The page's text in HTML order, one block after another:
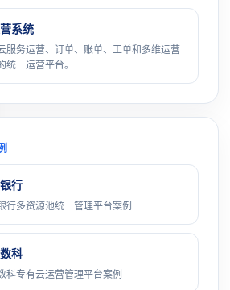
系统
服务运营、订单、账单、工单和多维运营
统一运营平台。
行
行多资源池统一管理平台案例
科
科专有云运营管理平台案例